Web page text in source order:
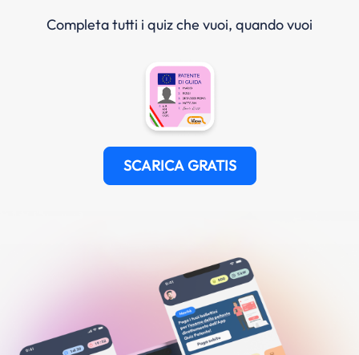
Completa tutti i quiz che vuoi, quando vuoi
SCARICA GRATIS